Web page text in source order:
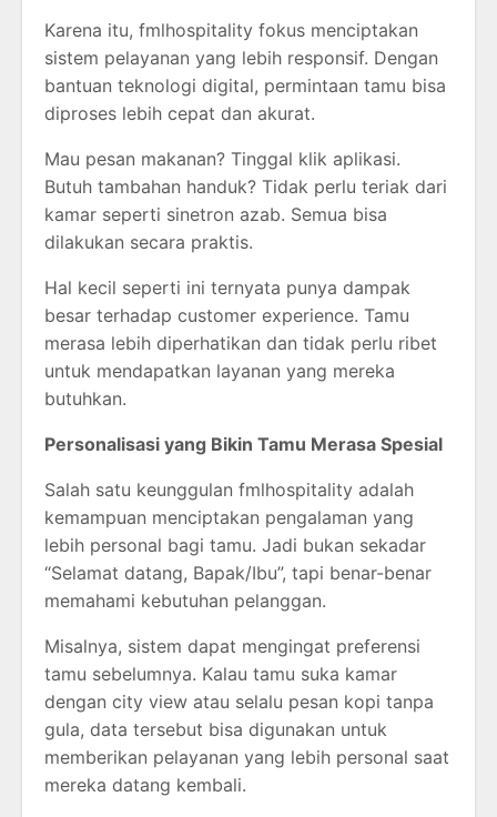
Karena itu, fmlhospitality fokus menciptakan
sistem pelayanan yang lebih responsif. Dengan
bantuan teknologi digital, permintaan tamu bisa
diproses lebih cepat dan akurat.
Mau pesan makanan? Tinggal klik aplikasi.
Butuh tambahan handuk? Tidak perlu teriak dari
kamar seperti sinetron azab. Semua bisa
dilakukan secara praktis.
Hal kecil seperti ini ternyata punya dampak
besar terhadap customer experience. Tamu
merasa lebih diperhatikan dan tidak perlu ribet
untuk mendapatkan layanan yang mereka
butuhkan.
Personalisasi yang Bikin Tamu Merasa Spesial
Salah satu keunggulan fmlhospitality adalah
kemampuan menciptakan pengalaman yang
lebih personal bagi tamu. Jadi bukan sekadar
“Selamat datang, Bapak/Ibu”, tapi benar-benar
memahami kebutuhan pelanggan.
Misalnya, sistem dapat mengingat preferensi
tamu sebelumnya. Kalau tamu suka kamar
dengan city view atau selalu pesan kopi tanpa
gula, data tersebut bisa digunakan untuk
memberikan pelayanan yang lebih personal saat
mereka datang kembali.